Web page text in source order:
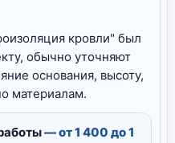
кровли" был
обычно уточняют
основания, высоту,
материалам.
— от 1 400 до 1